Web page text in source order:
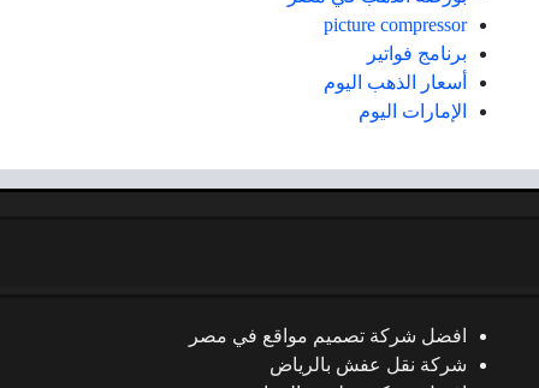
picture compressor
برنامج فواتير
أسعار الذهب اليوم
الإمارات اليوم
افضل شركة تصميم مواقع في مصر
شركة نقل عفش بالرياض